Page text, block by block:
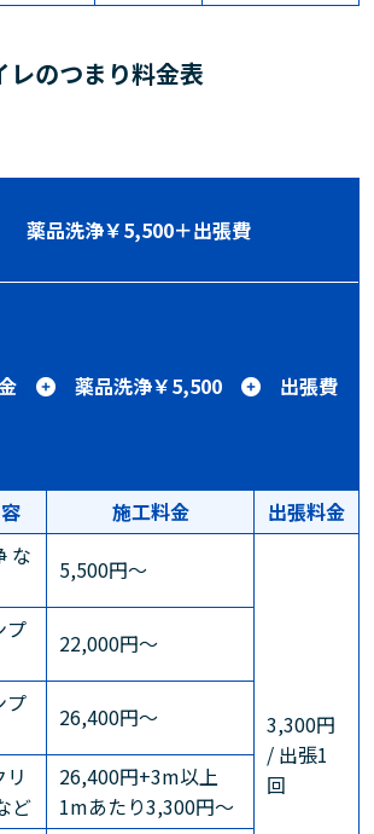
レのつまり料金表
薬品洗浄￥5,500＋出張費
薬品洗浄￥5,500 出張費
施工料金
出張料金
な
5,500円～
3,300円
/ 出張1
回
プ
22,000円～
プ
26,400円～
リ
ど
26,400円+3m以上
1mあたり3,300円～